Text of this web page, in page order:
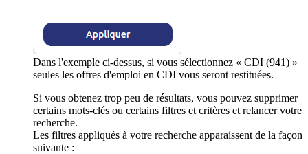
Dans l'exemple ci-dessus, si vous sélectionnez « CDI (941) »
seules les offres d'emploi en CDI vous seront restituées.
Si vous obtenez trop peu de résultats, vous pouvez supprimer
certains mots-clés ou certains filtres et critères et relancer votre
recherche.
Les filtres appliqués à votre recherche apparaissent de la façon
suivante :